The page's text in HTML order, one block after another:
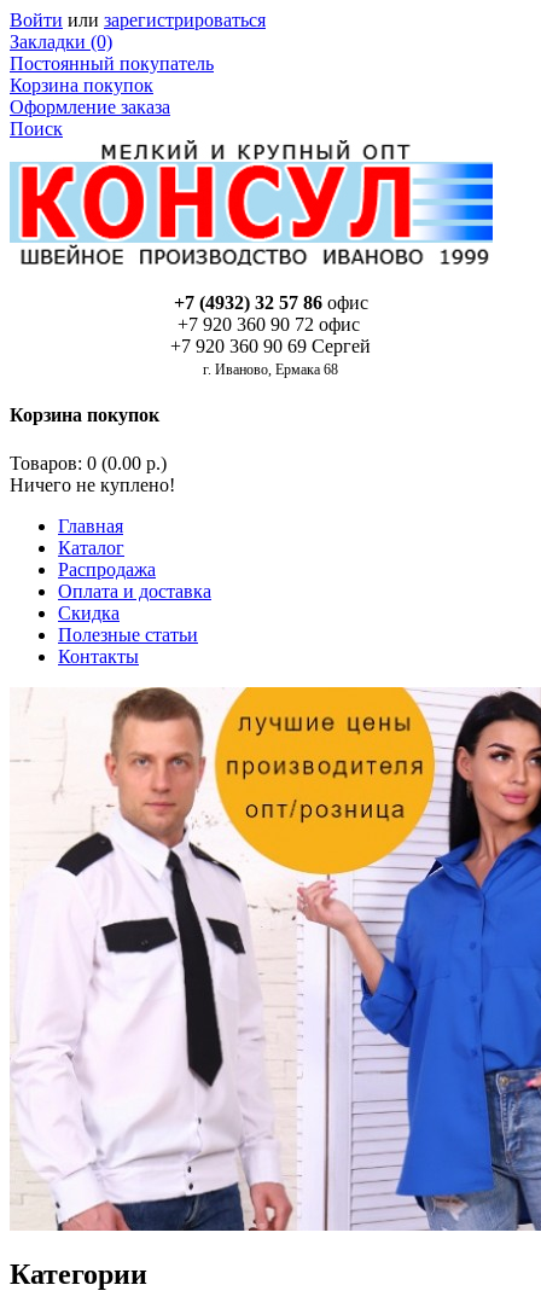
Войти или зарегистрироваться
Закладки (0)
Постоянный покупатель
Корзина покупок
Оформление заказа
Поиск
+7 (4932) 32 57 86офис
+7 920 360 90 72 офис
+7 920 360 90 69 Сергей
г. Иваново, Ермака 68
Корзина покупок
Товаров: 0 (0.00 р.)
Ничего не куплено!
Главная
Каталог
Распродажа
Оплата и доставка
Скидка
Полезные статьи
Контакты
Категории